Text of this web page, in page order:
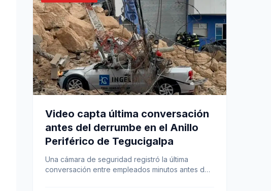
Video capta última conversación
antes del derrumbe en el Anillo
Periférico de Tegucigalpa
Una cámara de seguridad registró la última
conversación entre empleados minutos antes del